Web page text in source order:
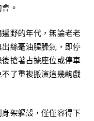
。
野的年代，無論老老
絲毫油腥臊氣，即停
搶著占據座位或停車
了重複搬演這幾齣戲
架軀殼，僅僅容得下